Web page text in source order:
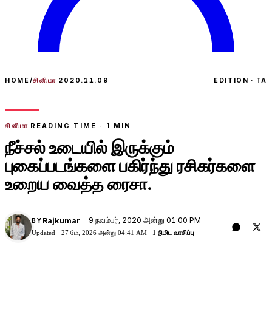
HOME/சினிமா 2020.11.09 EDITION · TA
சினிமா READING TIME · 1 MIN
நீச்சல் உடையில் இருக்கும்
புகைப்படங்களை பகிர்ந்து ரசிகர்களை
உறைய வைத்த ரைசா.
BY Rajkumar 9 நவம்பர், 2020 அன்று 01:00 PM
Updated · 27 மே, 2026 அன்று 04:41 AM 1 நிமிட வாசிப்பு